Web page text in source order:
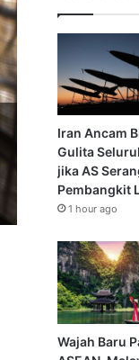
Iran Ancam
Gulita
jika AS
Pembangkit
1 hour ago
Wajah Baru